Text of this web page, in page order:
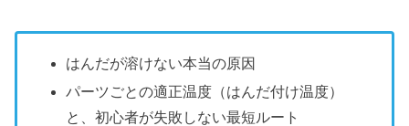
はんだが溶けない本当の原因
パーツごとの適正温度（はんだ付け温度）
と、初心者が失敗しない最短ルート